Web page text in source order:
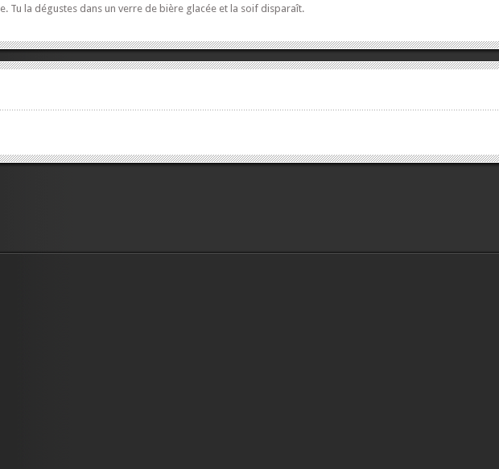
Tu la dégustes dans un verre de bière glacée et la soif disparaît.